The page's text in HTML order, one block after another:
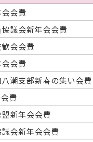
会費
議会新年会会費
会会費
会費
潮支部新春の集い会費
費
新年会会費
会新年会会費